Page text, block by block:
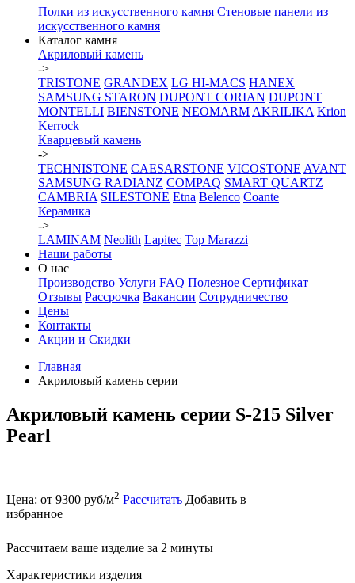
Полки из искусственного камня Стеновые панели из
искусственного камня
Каталог камня
Акриловый камень
->
TRISTONE GRANDEX LG HI-MACS HANEX
SAMSUNG STARON DUPONT CORIAN DUPONT
MONTELLI BIENSTONE NEOMARM AKRILIKA Krion
Kerrock
Кварцевый камень
->
TECHNISTONE CAESARSTONE VICOSTONE AVANT
SAMSUNG RADIANZ COMPAQ SMART QUARTZ
CAMBRIA SILESTONE Etna Belenco Coante
Керамика
->
LAMINAM Neolith Lapitec Top Marazzi
Наши работы
О нас
Производство Услуги FAQ Полезное Сертификат
Отзывы Рассрочка Вакансии Сотрудничество
Цены
Контакты
Акции и Скидки
Главная
Акриловый камень серии
Акриловый камень серии S-215 Silver
Pearl
Цена: от 9300 руб/м2 Рассчитать Добавить в
избранное
Рассчитаем ваше изделие за 2 минуты
Характеристики изделия